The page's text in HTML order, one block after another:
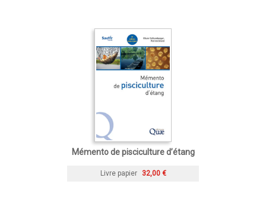
Mémento de pisciculture d’étang
Livre papier 32,00 €